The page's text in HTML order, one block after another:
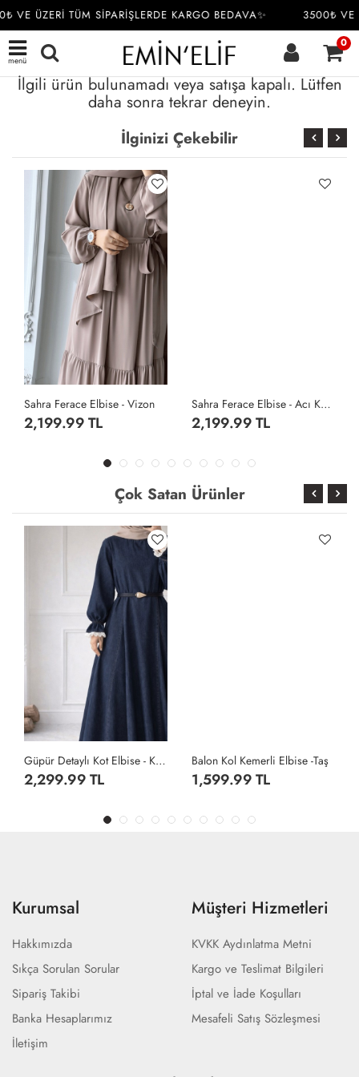
VE ÜZERİ TÜM SİPARİŞLERDE KARGO BEDAVA✨ 3500₺ VE
menü
0
İlgili ürün bulunamadı veya satışa kapalı. Lütfen
daha sonra tekrar deneyin.
İlginizi Çekebilir
Sahra Ferace Elbise - Vizon
2,199.99 TL
Sahra Ferace Elbise - Acı Kahve
2,199.99 TL
Çok Satan Ürünler
Güpür Detaylı Kot Elbise - Koyu Lacivert
2,299.99 TL
Balon Kol Kemerli Elbise -Taş
1,599.99 TL
Kurumsal
Hakkımızda
Sıkça Sorulan Sorular
Sipariş Takibi
Banka Hesaplarımız
İletişim
Müşteri Hizmetleri
KVKK Aydınlatma Metni
Kargo ve Teslimat Bilgileri
İptal ve İade Koşulları
Mesafeli Satış Sözleşmesi